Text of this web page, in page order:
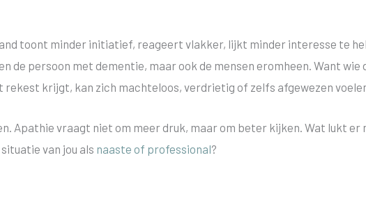
toont minder initiatief, reageert vlakker, lijkt minder interesse te
de persoon met dementie, maar ook de mensen eromheen. Want wie
krijgt, kan zich machteloos, verdrietig of zelfs afgewezen
Apathie vraagt niet om meer druk, maar om beter kijken. Wat lukt er
van jou als naaste of professional?